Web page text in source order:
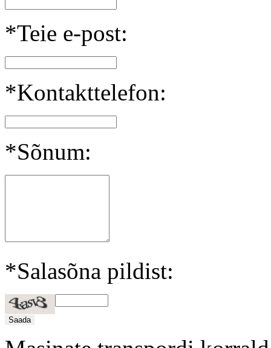
*Teie e-post:
*Kontakttelefon:
*Sõnum:
*Salasõna pildist: